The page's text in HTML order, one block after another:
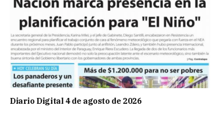
Diario Digital 4 de agosto de 2026